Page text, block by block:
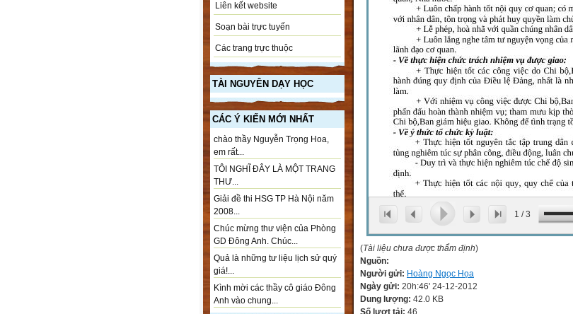
Liên kết website
Soạn bài trực tuyến
Các trang trực thuộc
TÀI NGUYÊN DẠY HỌC
CÁC Ý KIẾN MỚI NHẤT
chào thầy Nguyễn Trọng Hoa,
em rất...
TÔI NGHĨ ĐÂY LÀ MỘT TRANG
THƯ...
Giải đề thi HSG TP Hà Nội năm
2008...
Chúc mừng thư viện của Phòng
GD Đông Anh. Chúc...
Quả là những tư liệu lịch sử quý
giá!...
Kình mời các thầy cô giáo Đông
Anh vào chung...
1 /3
(Tài liệu chưa được thẩm định)
Nguồn:
Người gửi: Hoàng Ngọc Họa
Ngày gửi: 20h:46' 24-12-2012
Dung lượng: 42.0 KB
Số lượt tải: 46